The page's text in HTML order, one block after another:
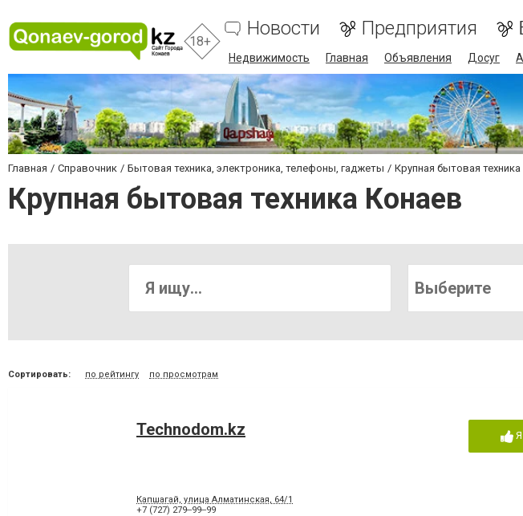
18+
Новости Предприятия
Недвижимость Главная Объявления Досуг
Главная Справочник Бытовая техника, электроника, телефоны, гаджеты Крупная бытовая техника
Крупная бытовая техника Конаев
Выберите
Сортировать: по рейтингу по просмотрам
Technodom.kz
Капшагай, улица Алматинская, 64/1
+7 (727) 279‒99‒99